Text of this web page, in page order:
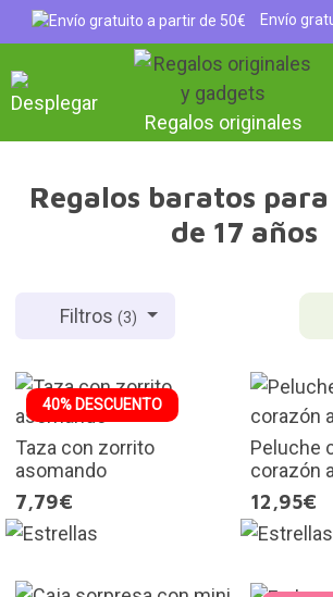
Envío
Regalos originales
Regalos baratos
de 17 años
Filtros(3)
40% DESCUENTO
Taza con zorrito
asomando
7,79€
Peluche
corazón
12,95€